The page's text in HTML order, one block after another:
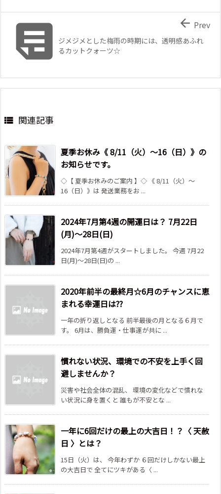
ジメジメとした梅雨の時期には、透明感あふれ
るカットクォーツ☆
 Prev
 関連記事
夏季お休み《 8/11（火）～16（日）》の
お知らせです。
◇【 夏季お休みのご案内 】◇ 《 8/11（火）～
16（日）》は 発送業務をお ...
2024年7月第4週の開運日は？ 7月22日
(月)～28日(日)
2024年7月第4週がスタートしました。 今週 7月22
日(月)～28日(日)の ...
2020年前半の最終月☆6月のチャンスに恵
まれる幸運日は??
一年の折り返しとなる 前半最後の月となる６月で
す。 6月は、勝負運・仕事運が共に ...
慣れない状況、環境での不安を上手く回
避しませんか？
災害や社会全体の混乱、 環境の変化などで慣れな
い状況に身を置くと 誰もが不安とな ...
一年に6回だけの最上の大吉日！？〈 天赦
日 〉とは？
15日（火）は、 今年わずか ６回だけしかない最上
の大吉日で 全てにツキがある〈 ...